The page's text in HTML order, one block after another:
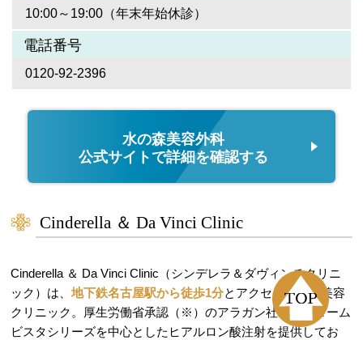
10:00～19:00（年末年始休診）
電話番号
0120-92-2396
水の森美容外科
公式サイトで詳細を確認する
Cinderella ＆ Da Vinci Clinic
Cinderella ＆ Da Vinci Clinic（シンデレラ＆ダヴィンチクリニ
ック）は、 地下鉄名古屋駅から徒歩1分とアクセス良好な美容
クリニック。厚生労働省承認（※）のアラガン社ジュビダーム
ビスタシリーズを中心としたヒアルロン酸注射を提供してお